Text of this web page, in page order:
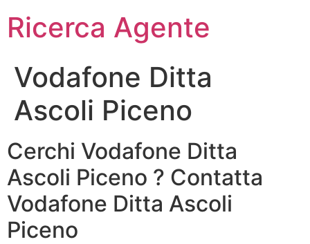
Ricerca Agente
Vodafone Ditta
Ascoli Piceno
Cerchi Vodafone Ditta
Ascoli Piceno ? Contatta
Vodafone Ditta Ascoli
Piceno